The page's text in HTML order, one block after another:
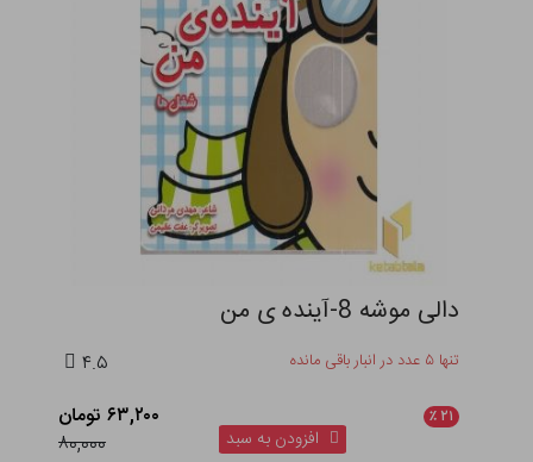
دالی موشه 8-آینده ی من
تنها ۵ عدد در انبار باقی مانده ۴.۵
۲۱ ٪
۶۳,۲۰۰ تومان
۸۰,۰۰۰
افزودن به سبد